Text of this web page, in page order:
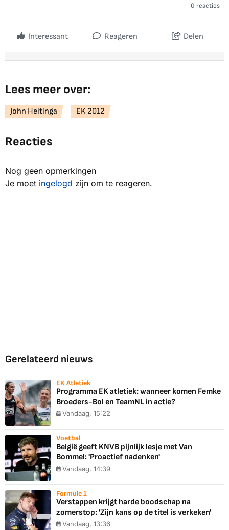
0 reacties
Interessant Reageren Delen
Lees meer over:
John Heitinga EK 2012
Reacties
Nog geen opmerkingen
Je moet ingelogd zijn om te reageren.
Gerelateerd nieuws
EK Atletiek
Programma EK atletiek: wanneer komen Femke
Broeders-Bol en TeamNL in actie?
Vandaag, 15:22
Voetbal
België geeft KNVB pijnlijk lesje met Van
Bommel: 'Proactief nadenken'
Vandaag, 14:39
Formule 1
Verstappen krijgt harde boodschap na
zomerstop: 'Zijn kans op de titel is verkeken'
Vandaag, 13:36